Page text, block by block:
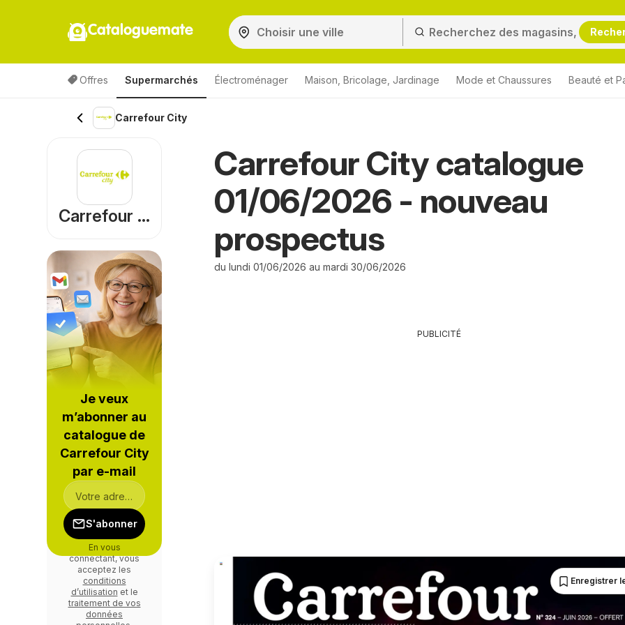
Cataloguemate
Offres Supermarchés Électroménager Maison, Bricolage, Jardinage Mode et Chaussures Beauté et
Carrefour City
Carrefour City catalogue
01/06/2026 - nouveau
prospectus
du lundi 01/06/2026 au mardi 30/06/2026
PUBLICITÉ
Enregistrer
Carrefour City
Je veux
m’abonner au
catalogue de
Carrefour City
par e-mail
S'abonner
En vous
connectant, vous
acceptez les
conditions
d’utilisation et le
traitement de vos
données